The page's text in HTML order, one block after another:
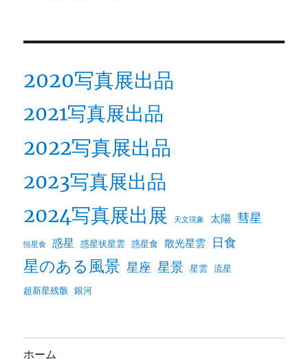
2020写真展出品
2021写真展出品
2022写真展出品
2023写真展出品
2024写真展出展
天文現象 太陽 彗星
恒星食 惑星 惑星状星雲 惑星食 散光星雲 日食
星のある風景 星座 星景 星雲 流星
超新星残骸 銀河
ホーム